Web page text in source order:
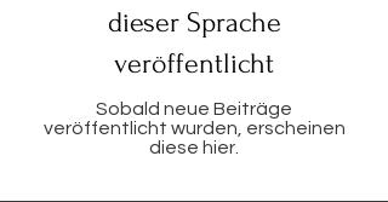
dieser Sprache
veröffentlicht
Sobald neue Beiträge
veröffentlicht wurden, erscheinen
diese hier.